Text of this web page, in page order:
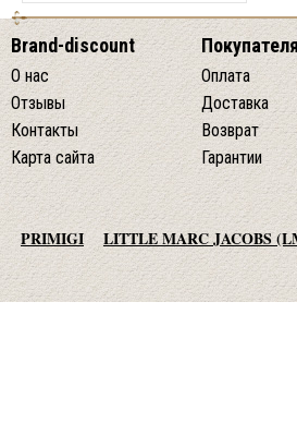
Brand-discount
О нас
Отзывы
Контакты
Карта сайта
Оплата
Доставка
Возврат
Гарантии
PRIMIGI LITTLE MARC JACOBS
AGATHA RUIZ DE LA PRADA TO